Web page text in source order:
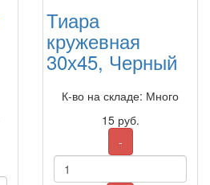
Тиара
кружевная
30х45, Черный
К-во на складе: Много
15 руб.
-